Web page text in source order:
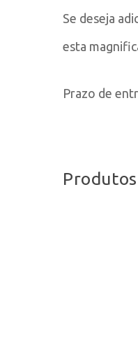
Se deseja
esta
Prazo de